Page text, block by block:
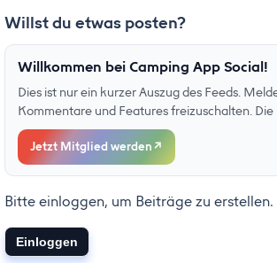
Willst du etwas posten?
Willkommen bei Camping App Social!
Dies ist nur ein kurzer Auszug des Feeds.
Kommentare und Features freizuschalten.
Jetzt Mitglied werden ↗
Bitte einloggen, um Beiträge zu erstellen.
Einloggen